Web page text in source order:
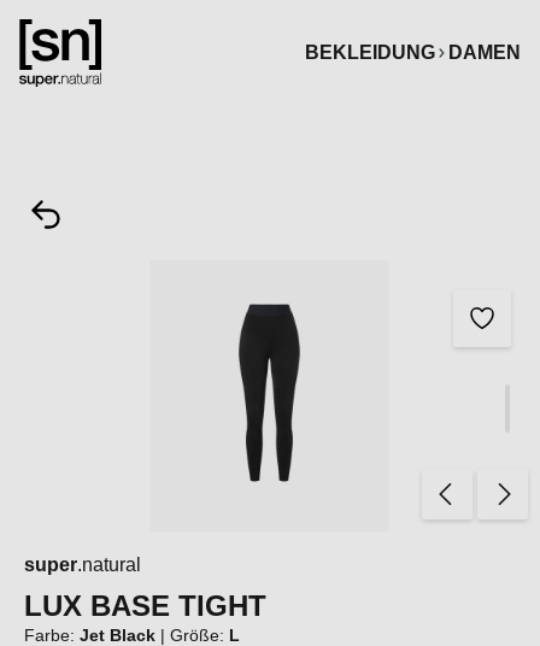
springen
BEKLEIDUNG
DAMEN
super.natural
LUX BASE TIGHT
Farbe: Jet Black | Größe: L